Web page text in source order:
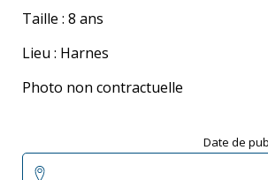
Taille : 8 ans
Lieu : Harnes
Photo non contractuelle
Date de